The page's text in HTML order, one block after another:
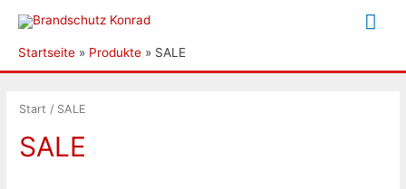
Startseite Produkte SALE
Start / SALE
SALE